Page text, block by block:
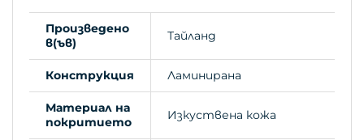
Произведено
в(ъв)
Тайланд
Конструкция Ламинирана
Материал на
покритието
Изкуствена кожа